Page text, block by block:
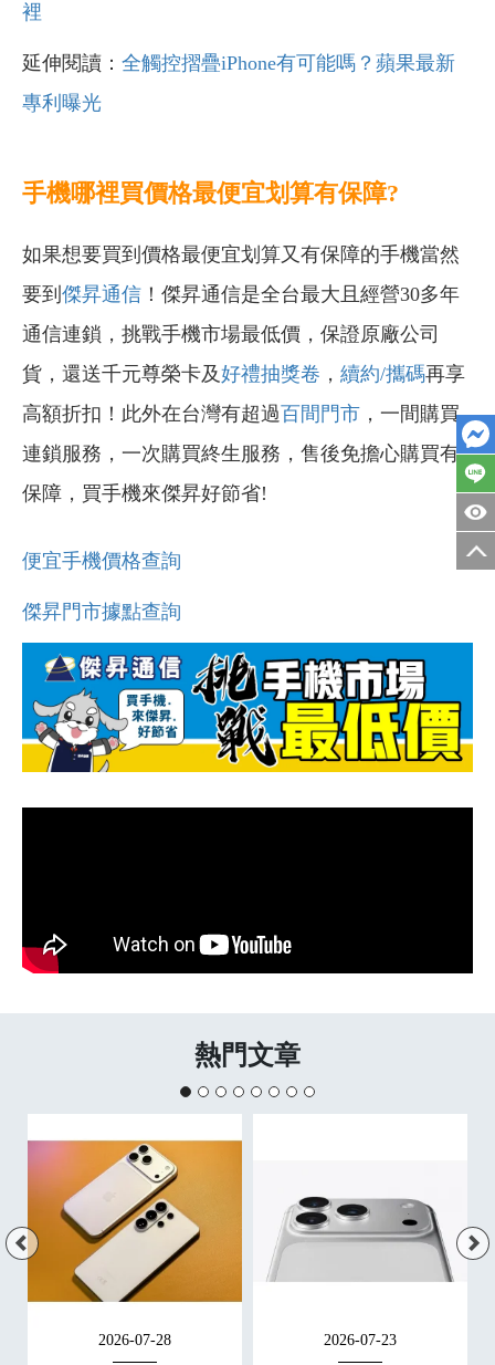
裡
延伸閱讀： 全觸控摺疊iPhone有可能嗎？蘋果最新
專利曝光
手機哪裡買價格最便宜划算有保障?
如果想要買到價格最便宜划算又有保障的手機當然
要到 傑昇通信 ！傑昇通信是全台最大且經營30多年
通信連鎖，挑戰手機市場最低價，保證原廠公司
貨，還送千元尊榮卡及好禮抽獎卷 ， 續約/攜碼再享
高額折扣！此外在台灣有超過百間門市 ，一間購買
連鎖服務，一次購買終生服務，售後免擔心購買有
保障，買手機來傑昇好節省!
便宜手機價格查詢
傑昇門市據點查詢
熱門文章
2026-07-28 2026-07-23